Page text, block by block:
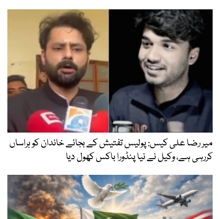
میر رضا علی کیس: پولیس تفتیش کے بجائے خاندان کو ہراساں
کررہی ہے، وکیل نے نیا پنڈورا باکس کھول دیا